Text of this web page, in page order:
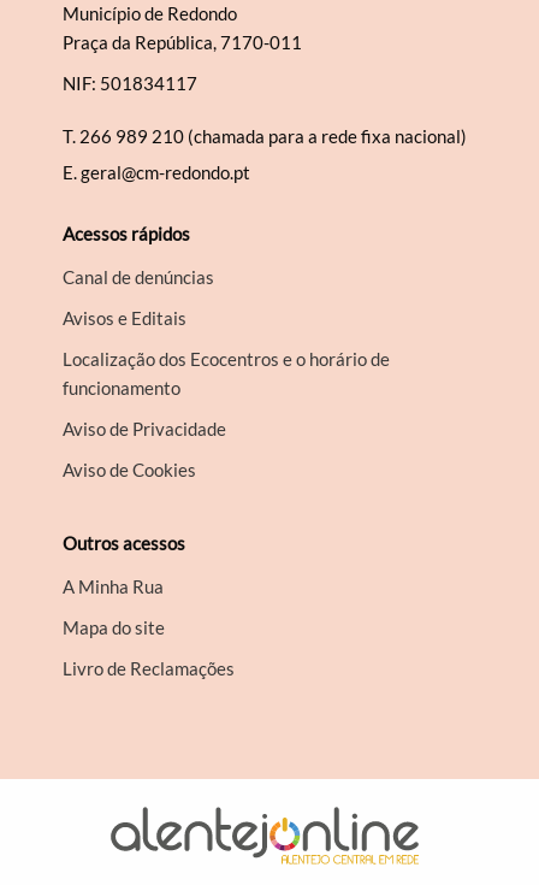
Município de Redondo
Praça da República, 7170-011
NIF: 501834117
T. 266 989 210 (chamada para a rede fixa nacional)
E.geral@cm-redondo.pt
Acessos rápidos
Canal de denúncias
Avisos e Editais
Localização dos Ecocentros e o horário de
funcionamento
Aviso de Privacidade
Aviso de Cookies
Outros acessos
A Minha Rua
Mapa do site
Livro de Reclamações